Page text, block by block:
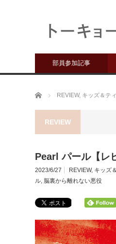
部員参加記事
ホーム REVIEW, キッズ＆テ
REVIEW
Pearl パール【レ
2023/6/27 REVIEW, キッズ
ル, 脳裏から離れない悪役